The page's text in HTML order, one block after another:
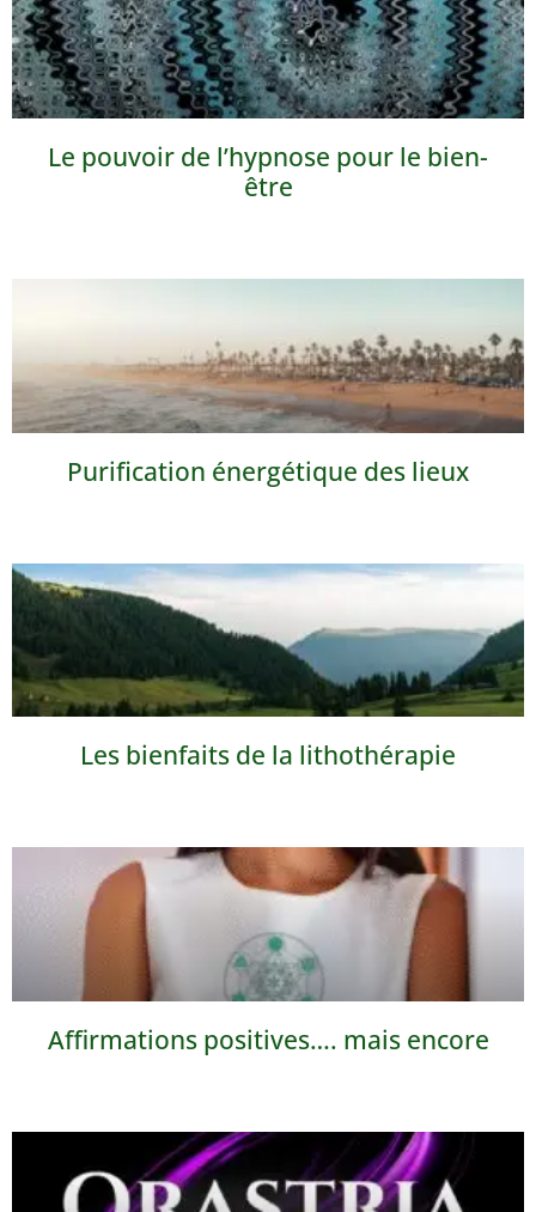
Le pouvoir de l’hypnose pour le bien-
être
Purification énergétique des lieux
Les bienfaits de la lithothérapie
Affirmations positives…. mais encore